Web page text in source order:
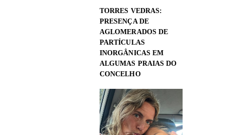
TORRES VEDRAS:
PRESENÇA DE
AGLOMERADOS DE
PARTÍCULAS
INORGÂNICAS EM
ALGUMAS PRAIAS DO
CONCELHO